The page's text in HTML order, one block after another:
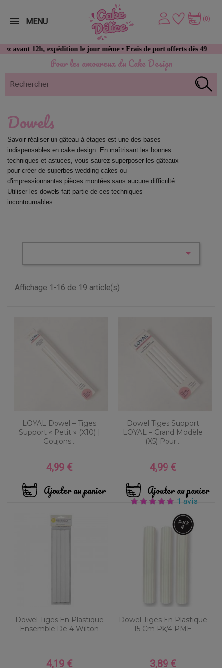
Pour les amoureux du Cake Design
12h, expédition le jour même • Frais de port offerts dès 49 € d’achat
(0)
MENU
Dowels
Savoir réaliser un gâteau à étages est une des bases
indispensables en cake design. En maîtrisant les bonnes
techniques et astuces, vous saurez superposer les gâteaux
pour créer de superbes wedding cakes ou
d'impressionnantes pièces montées sans aucune difficulté.
Utiliser les dowels fait partie de ces techniques
incontournables.

Affichage 1-16 de 19 article(s)
LOYAL Dowel – Tiges
Support « Petit » (x10) |
Goujons...
Prix
4,99 €
Ajouter au panier
Dowel Tiges Support
LOYAL – Grand Modèle
(x5) Pour...
Prix
4,99 €
Ajouter au panier
1 avis
Dowel Tiges En Plastique
Ensemble De 4 Wilton
Prix
4,19 €
Dowel Tiges En Plastique
15 Cm Pk/4 PME
Prix
3,89 €